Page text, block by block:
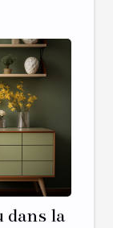
dans la